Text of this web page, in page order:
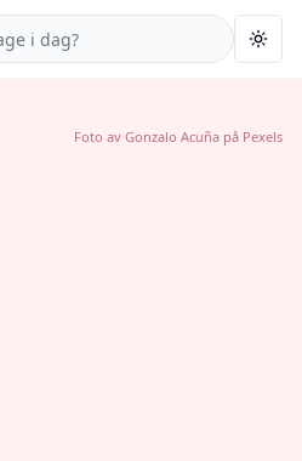
Foto av Gonzalo Acuña på Pexels